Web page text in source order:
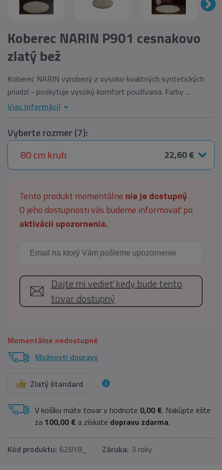
Koberec NARIN P901 cesnakovo
zlatý bež
Koberec NARIN vyrobený z vysoko kvalitných syntetických
priadzí - poskytuje vysoký komfort používania. Farby ...
Viac informácií
Vyberte rozmer (7):
80 cm kruh
22,60 €
Tento produkt momentálne nie je dostupný.
O jeho dostupnosti vás budeme informovať po
aktivácii upozornenia.
Dajte mi vedieť kedy bude tento
tovar dostupný
Momentálne nedostupné
Možnosti dopravy
Zlatý štandard
V košíku máte tovar v hodnote 0,00 €. Nakúpte ešte
za 100,00 € a získate dopravu zdarma.
Kód produktu: 62818_ Záruka: 3 roky